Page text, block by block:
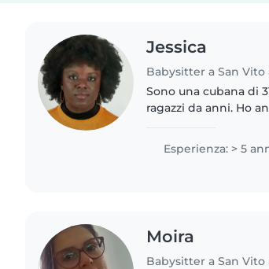
Jessica
Babysitter a San
Sono una cubana di
ragazzi da anni. Ho
ed educata. Mi..
Esperienza: > 5
Moira
Babysitter a San